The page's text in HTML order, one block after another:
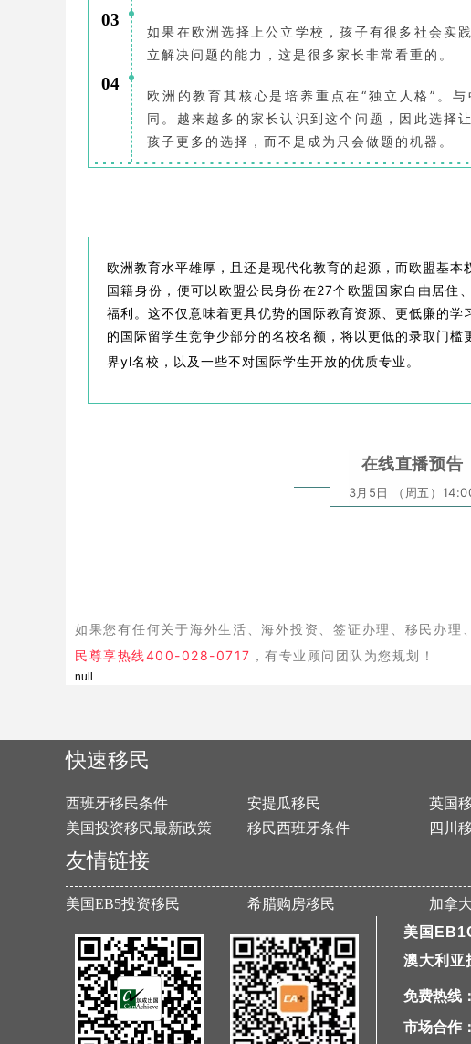
03
如果在欧洲选择上公立学校，孩子有很多社会实
立解决问题的能力，这是很多家长非常看重的。
04
欧洲的教育其核心是培养重点在“独立人格”。
同。越来越多的家长认识到这个问题，因此选择
孩子更多的选择，而不是成为只会做题的机器。
欧洲教育水平雄厚，且还是现代化教育的起源，而欧盟基本
国籍身份，便可以欧盟公民身份在27个欧盟国家自由居住
福利。这不仅意味着更具优势的国际教育资源、更低廉的学
的国际留学生竞争少部分的名校名额，将以更低的录取门
界yl名校，以及一些不对国际学生开放的优质专业。
在线直播预告
3月5日 （周五）
如果您有任何关于海外生活、海外投资、签证办理、移民办理
民尊享热线400-028-0717 ，有专业顾问团队为您规划！
null
快速移民
西班牙移民条件 安提瓜移民 英国
美国投资移民最新政策
移民西班牙条件 四川
友情链接
美国EB5投资移民 希腊购房移民 加拿
美国
澳大利亚
免费热线
市场合作